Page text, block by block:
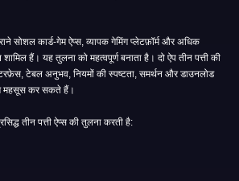
कार्ड-गेम ऐप्स, व्यापक गेमिंग प्लेटफ़ॉर्म और अधिक
हैं। यह तुलना को महत्वपूर्ण बनाता है। दो ऐप तीन पत्ती की
टेबल अनुभव, नियमों की स्पष्टता, समर्थन और डाउनलोड
महसूस कर सकते हैं।
तीन पत्ती ऐप्स की तुलना करती है: